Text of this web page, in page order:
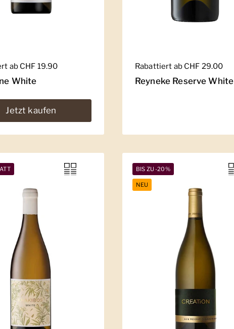
Preis
ab CHF 19.90
White
Jetzt kaufen
Regulärer Preis
Rabattiert ab CHF 29.00
Reyneke Reserve White
BIS ZU -20%
NEU